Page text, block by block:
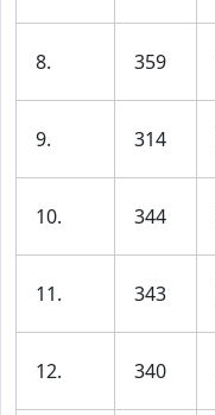
8. 359
9. 314
10. 344
11. 343
12. 340